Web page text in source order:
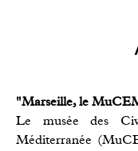
"Marseille, le
Le musée des
Méditerranée